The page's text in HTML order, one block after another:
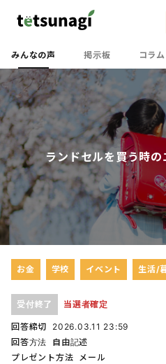
みんなの声 掲示板 コラム
ランドセルを買う時
お金 学校 イベント 生活/
受付終了 当選者確定
回答締切
2026.03.11 23:59
回答方法
自由記述
プレゼント方法
メール